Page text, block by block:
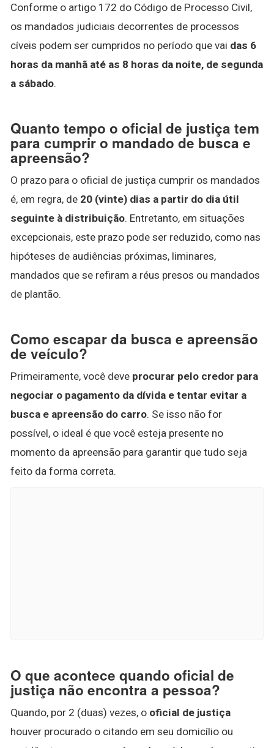
Conforme o artigo 172 do Código de Processo Civil,
os mandados judiciais decorrentes de processos
cíveis podem ser cumpridos no período que vai das 6
horas da manhã até as 8 horas da noite, de segunda
a sábado.
Quanto tempo o oficial de justiça tem
para cumprir o mandado de busca e
apreensão?
O prazo para o oficial de justiça cumprir os mandados
é, em regra, de 20 (vinte) dias a partir do dia útil
seguinte à distribuição. Entretanto, em situações
excepcionais, este prazo pode ser reduzido, como nas
hipóteses de audiências próximas, liminares,
mandados que se refiram a réus presos ou mandados
de plantão.
Como escapar da busca e apreensão
de veículo?
Primeiramente, você deve procurar pelo credor para
negociar o pagamento da dívida e tentar evitar a
busca e apreensão do carro. Se isso não for
possível, o ideal é que você esteja presente no
momento da apreensão para garantir que tudo seja
feito da forma correta.
O que acontece quando oficial de
justiça não encontra a pessoa?
Quando, por 2 (duas) vezes, o oficial de justiça
houver procurado o citando em seu domicílio ou